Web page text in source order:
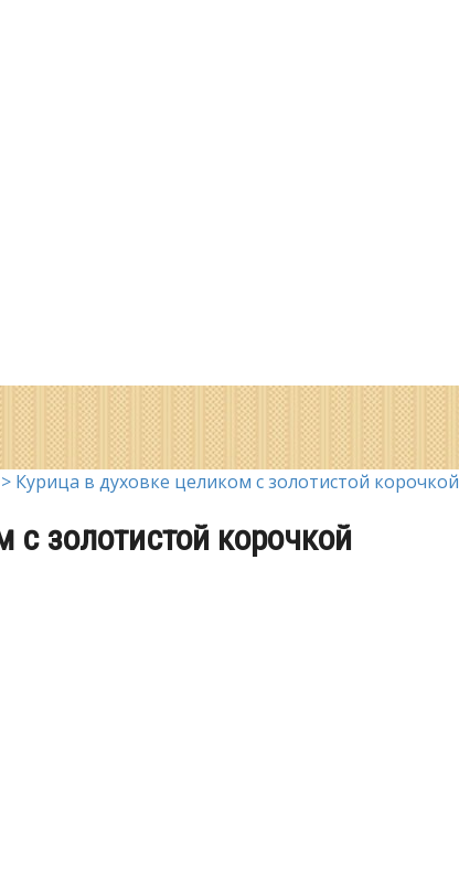
> Курица в духовке целиком с золотистой корочкой
с золотистой корочкой